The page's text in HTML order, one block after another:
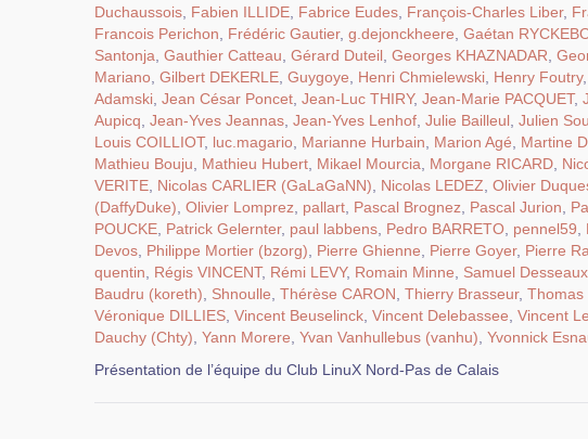
Duchaussois Fabien ILLIDE Fabrice Eudes François-Charles Liber,
Francois Perichon
Frédéric Gautier, g.dejonckheere Gaétan
Santonja Gauthier Catteau Gérard Duteil Georges KHAZNADAR
Mariano Gilbert DEKERLE Guygoye Henri Chmielewski Henry Foutry,
Adamski Jean César Poncet Jean-Luc THIRY, Jean-Marie PACQUET,
Aupicq Jean-Yves Jeannas Jean-Yves Lenhof Julie Bailleul Julien
Louis COILLIOT, luc.magario Marianne Hurbain Marion Agé Martine
Mathieu Bouju
Mathieu Hubert Mikael Mourcia Morgane RICARD
VERITE Nicolas CARLIER (GaLaGaNN) Nicolas LEDEZ Olivier
(DaffyDuke) Olivier Lomprez pallart Pascal Brognez Pascal Jurion
POUCKE Patrick Gelernter, paul labbens Pedro BARRETO pennel59
Devos Philippe Mortier (bzorg) Pierre Ghienne Pierre Goyer, Pierre
quentin
Régis VINCENT, Rémi LEVY, Romain Minne Samuel Desseaux
Baudru (koreth)
Shnoulle Thérèse CARON Thierry Brasseur, Thomas
Véronique DILLIES Vincent Beuselinck Vincent Delebassee Vincent
Dauchy (Chty) Yann Morere Yvan Vanhullebus (vanhu) Yvonnick
Présentation de l’équipe du Club LinuX Nord-Pas de Calais